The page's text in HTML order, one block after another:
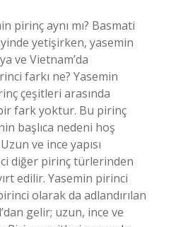
pirinç aynı mı? Basmati
yetişirken, yasemin
ve Vietnam’da
farkı ne? Yasemin
çeşitleri arasında
fark yoktur. Bu pirinç
başlıca nedeni hoş
ve ince yapısı
diğer pirinç türlerinden
edilir. Yasemin pirinci
olarak da adlandırılan
gelir; uzun, ince ve